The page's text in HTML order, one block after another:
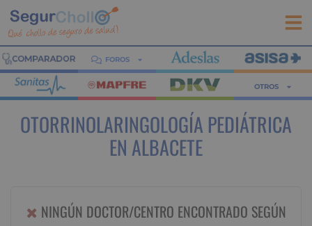
FOROS
OTROS
OTORRINOLARINGOLOGÍA PEDIÁTRICA
EN ALBACETE
NINGÚN DOCTOR/CENTRO ENCONTRADO SEGÚN